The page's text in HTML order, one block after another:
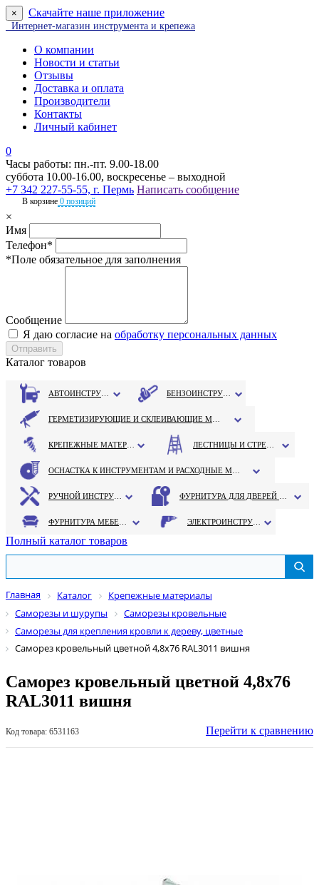
× Скачайте наше приложение
Интернет-магазин инструмента и крепежа
О компании
Новости и статьи
Отзывы
Доставка и оплата
Производители
Контакты
Личный кабинет
0
Часы работы: пн.-пт. 9.00-18.00
суббота 10.00-16.00, воскресенье – выходной
+7 342 227-55-55, г. Пермь Написать сообщение
В корзине 0 позиций
×
Имя
Телефон*
*Поле обязательное для заполнения
Сообщение
Я даю согласие на обработку персональных данных
Каталог товаров
Полный каталог товаров
Главная Каталог
Крепежные материалы
Саморезы и шурупы
Саморезы кровельные
Саморезы для крепления кровли к дереву, цветные
Саморез кровельный цветной 4,8х76 RAL3011 вишня
Саморез кровельный цветной 4,8х76
RAL3011 вишня
Код товара: 6531163 Перейти к сравнению